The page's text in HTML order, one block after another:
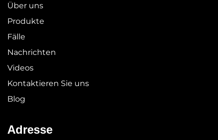
Über uns
Produkte
Fälle
Nachrichten
Videos
Kontaktieren Sie uns
Blog
Adresse